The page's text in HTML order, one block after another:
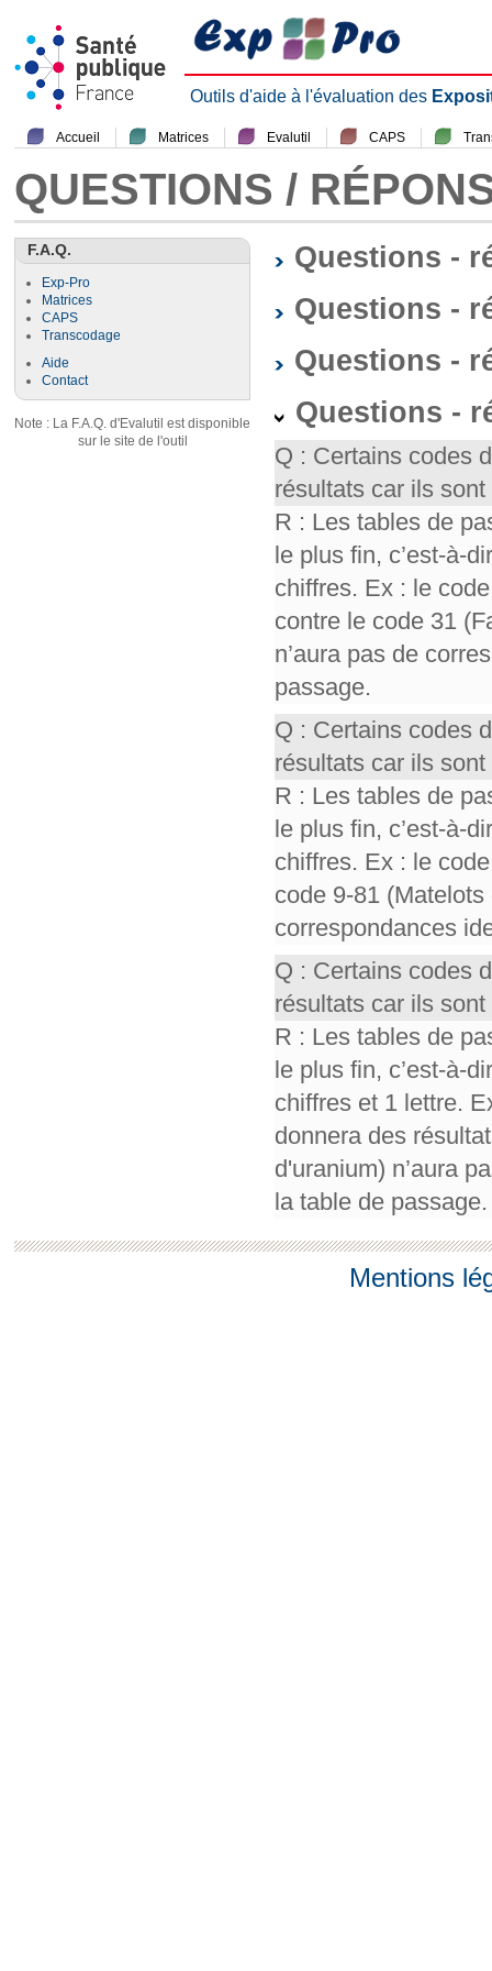
Outils d'aide à l'évaluation des
Accueil Matrices Evalutil CAPS
QUESTIONS /
F.A.Q.
Exp-Pro
Matrices
CAPS
Transcodage
Aide
Contact
Note : La F.A.Q. d'Evalutil est disponible
sur le site de l'outil
Questions -
Questions -
Questions -
Questions -
Q : Certains codes
résultats car ils
R : Les tables de
le plus fin, c’est-à-
chiffres. Ex : le
contre le code 31
n’aura pas de
passage.
Q : Certains codes
résultats car ils
R : Les tables de
le plus fin, c’est-à-
chiffres. Ex : le
code 9-81
correspondances
Q : Certains codes
résultats car ils
R : Les tables de
le plus fin, c’est-à-
chiffres et 1 lettre.
donnera des
d'uranium) n’aura
la table de passage.
Mentions